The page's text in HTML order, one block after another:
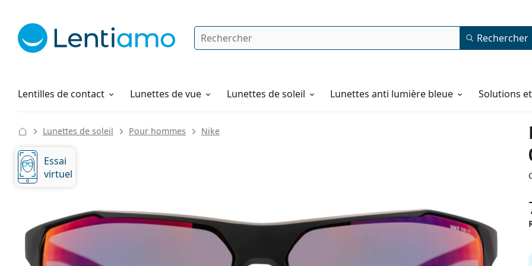
Rechercher Rechercher
Lentilles de contact
Produits d'entretien Lunettes de vue Lunettes de soleil Lunettes anti lumière bleue Solutions
Comment commander
Lunettes de soleil Pour hommes Nike
Essai
virtuel